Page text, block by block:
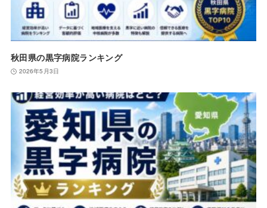
秋田県の黒字病院ランキング
2026年5月3日